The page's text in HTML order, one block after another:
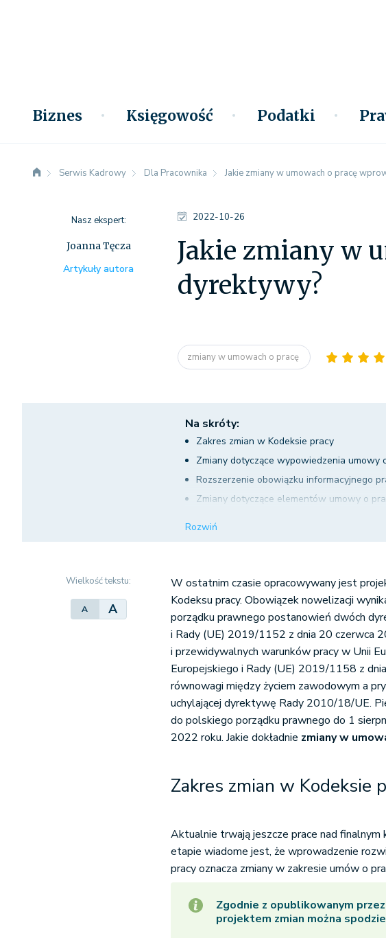
Biznes Księgowość Podatki
Serwis Kadrowy Dla Pracownika Jakie zmiany w umowach o pracę
2022-10-26
Jakie zmiany w
dyrektywy?
zmiany w umowach o pracę
Nasz ekspert:
Joanna Tęcza
Artykuły autora
Na skróty:
Zakres zmian w Kodeksie pracy
Zmiany dotyczące wypowiedzenia umowy
Rozszerzenie obowiązku informacyjnego
Zmiany dotyczące elementów umowy o
nieokreślony lub o zatrudnienie w pełnym
Rozwiń
Wielkość tekstu:
A A
W ostatnim czasie opracowywany jest
Kodeksu pracy. Obowiązek nowelizacji
porządku prawnego postanowień dwóch
i Rady (UE) 2019/1152 z dnia 20 czerwca
i przewidywalnych warunków pracy w Unii
Europejskiego i Rady (UE) 2019/1158 z
równowagi między życiem zawodowym a
uchylającej dyrektywę Rady 2010/18/UE.
do polskiego porządku prawnego do 1
2022 roku. Jakie dokładnie zmiany w
Zakres zmian w Kodeksie
Aktualnie trwają jeszcze prace nad finalnym
etapie wiadome jest, że wprowadzenie
pracy oznacza zmiany w zakresie umów o
Zgodnie z opublikowanym
projektem zmian można